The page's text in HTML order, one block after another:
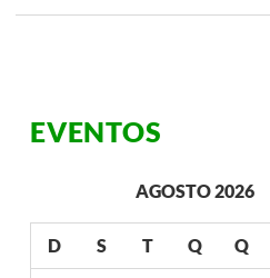
EVENTOS
AGOSTO 2026
D S T Q Q